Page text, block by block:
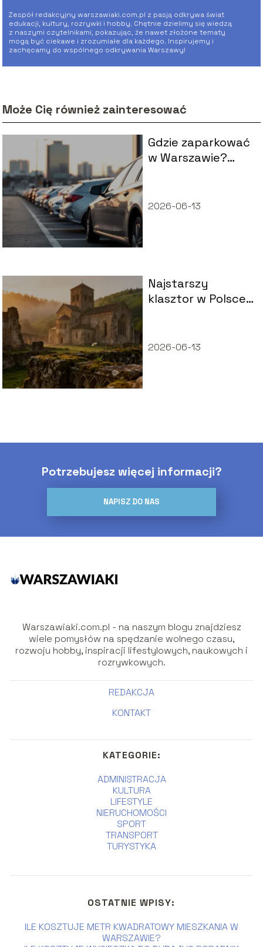
Zespół redakcyjny warszawiaki.com.pl z pasją odkrywa świat
edukacji, kultury, rozrywki i hobby. Chętnie dzielimy się wiedzą
z naszymi czytelnikami, pokazując, że nawet złożone tematy
mogą być ciekawe i zrozumiałe dla każdego. Inspirujemy i
zachęcamy do wspólnego odkrywania Warszawy!
Może Cię również zainteresować
Gdzie zaparkować
w Warszawie?
2026-06-13
Najstarszy
klasztor w Polsce
zwiedzanie
2026-06-13
Potrzebujesz więcej informacji?
NAPISZ DO NAS
Warszawiaki.com.pl - na naszym blogu znajdziesz
wiele pomysłów na spędzanie wolnego czasu,
rozwoju hobby, inspiracji lifestylowych, naukowych i
rozrywkowych.
REDAKCJA
KONTAKT
KATEGORIE:
ADMINISTRACJA
KULTURA
LIFESTYLE
NIERUCHOMOŚCI
SPORT
TRANSPORT
TURYSTYKA
OSTATNIE WPISY:
ILE KOSZTUJE METR KWADRATOWY MIESZKANIA W
WARSZAWIE?